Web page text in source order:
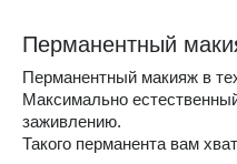
Перманентный
Перманентный макияж в
Максимально
заживлению.
Такого перманента вам